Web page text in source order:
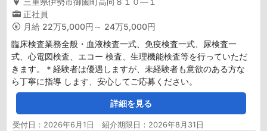
正社員
月給 22万5,000円～ 24万5,000円
臨床検査業務全般・血液検査一式、免疫検査一式、尿検査一
式、心電図検査、エコー 検査、生理機能検査等を行っていただ
きます。＊経験者は優遇しますが、未経験者も意欲のある方な
ら丁寧に指導 します、安心してご応募ください。
詳細を見る
受付日：2026年6月1日 紹介期限日：2026年8月31日